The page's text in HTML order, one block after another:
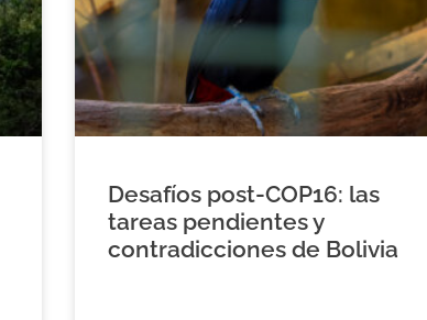
Desafíos post-COP16: las
tareas pendientes y
contradicciones de Bolivia